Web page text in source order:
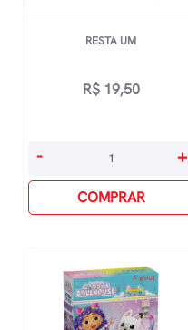
RESTA UM
R$19,50
Resta
quantidade
- +
COMPRAR